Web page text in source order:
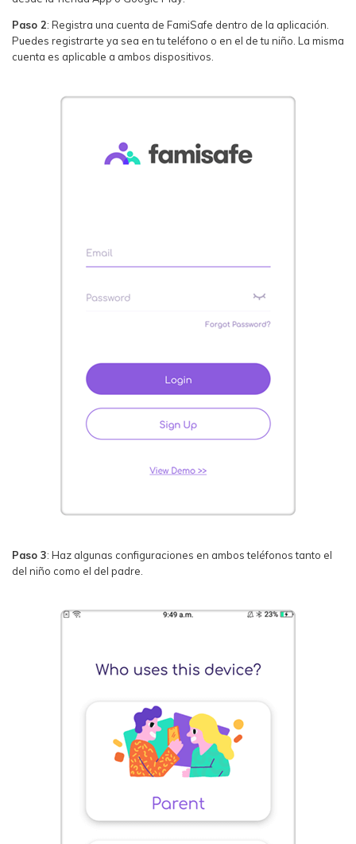
Paso 2: Registra una cuenta de FamiSafe dentro de la aplicación.
Puedes registrarte ya sea en tu teléfono o en el de tu niño. La misma
cuenta es aplicable a ambos dispositivos.
Paso 3: Haz algunas configuraciones en ambos teléfonos tanto el
del niño como el del padre.